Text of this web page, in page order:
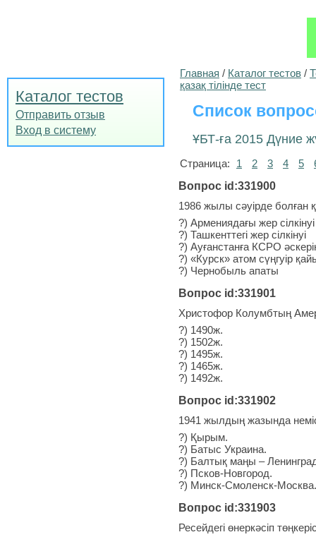
Каталог тестов
Отправить отзыв
Вход в систему
Главная / Каталог тестов /
қазақ тілінде тест
Список
ҰБТ-ға 2015 Дүние
Страница: 1 2 3 4 5
Вопрос id:331900
1986 жылы сәуірде болған
?) Армениядағы жер сілкінуі
?) Ташкенттегі жер сілкінуі
?) Ауғанстанға КСРО әскерін
?) «Курск» атом сүңгуір
?) Чернобыль апаты
Вопрос id:331901
Христофор Колумбтың
?) 1490ж.
?) 1502ж.
?) 1495ж.
?) 1465ж.
?) 1492ж.
Вопрос id:331902
1941 жылдың жазында
?) Қырым.
?) Батыс Украина.
?) Балтық маңы –
?) Псков-Новгород.
?) Минск-Смоленск-Москва.
Вопрос id:331903
Ресейдегі өнеркәсіп